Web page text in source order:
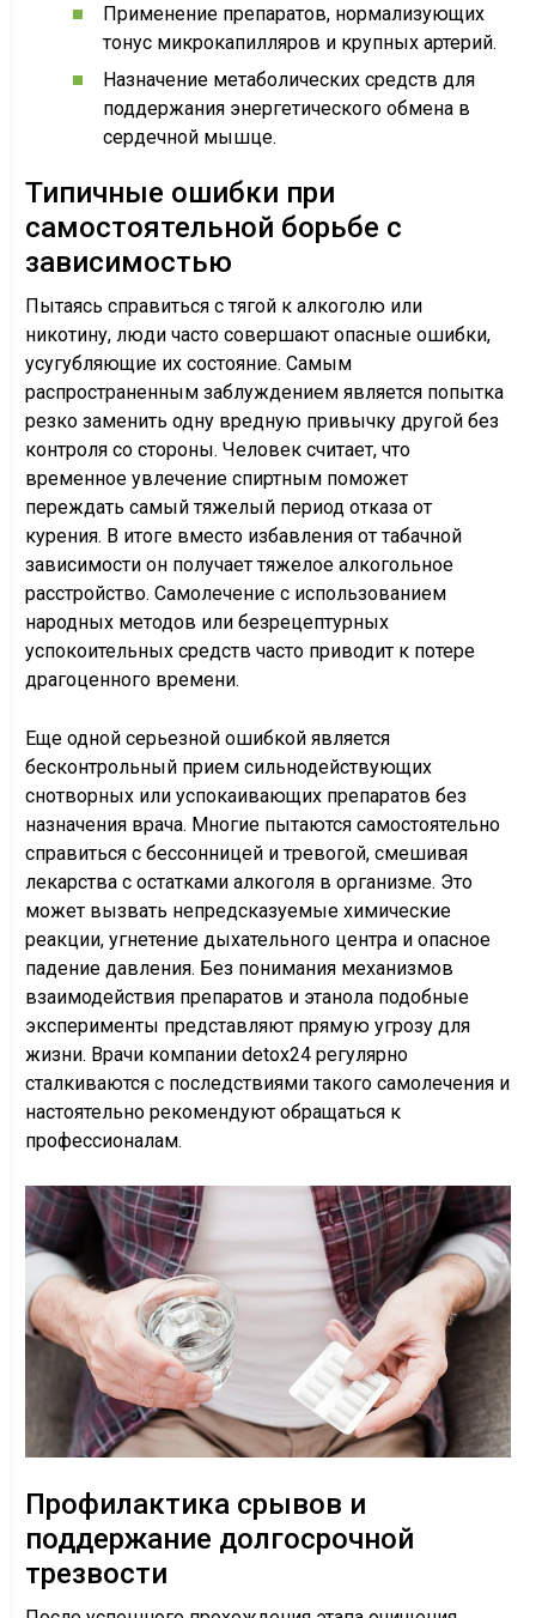
Применение препаратов, нормализующих
тонус микрокапилляров и крупных артерий.
Назначение метаболических средств для
поддержания энергетического обмена в
сердечной мышце.
Типичные ошибки при
самостоятельной борьбе с
зависимостью
Пытаясь справиться с тягой к алкоголю или
никотину, люди часто совершают опасные ошибки,
усугубляющие их состояние. Самым
распространенным заблуждением является попытка
резко заменить одну вредную привычку другой без
контроля со стороны. Человек считает, что
временное увлечение спиртным поможет
переждать самый тяжелый период отказа от
курения. В итоге вместо избавления от табачной
зависимости он получает тяжелое алкогольное
расстройство. Самолечение с использованием
народных методов или безрецептурных
успокоительных средств часто приводит к потере
драгоценного времени.
Еще одной серьезной ошибкой является
бесконтрольный прием сильнодействующих
снотворных или успокаивающих препаратов без
назначения врача. Многие пытаются самостоятельно
справиться с бессонницей и тревогой, смешивая
лекарства с остатками алкоголя в организме. Это
может вызвать непредсказуемые химические
реакции, угнетение дыхательного центра и опасное
падение давления. Без понимания механизмов
взаимодействия препаратов и этанола подобные
эксперименты представляют прямую угрозу для
жизни. Врачи компании detox24 регулярно
сталкиваются с последствиями такого самолечения и
настоятельно рекомендуют обращаться к
профессионалам.
Профилактика срывов и
поддержание долгосрочной
трезвости